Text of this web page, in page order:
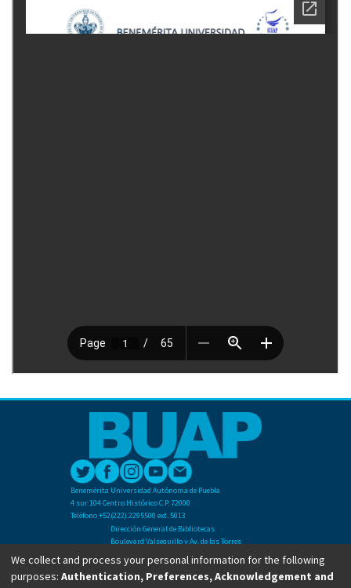
Benemérita Universidad Autónoma de Puebla
4 sur 104 Centro Histórico C.P. 72000
Teléfono +52(222) 2295500 ext. 5013
Dirección General de Bibliotecas
Boulevard Valsequillo y Av. de las Torres
Ciudad Universitaria. Col. San Manuel
C.P. 72570
Teléfono +52 (222) 2295500 Ext 2901
We collect and process your personal information for the following
purposes: Authentication, Preferences, Acknowledgement and